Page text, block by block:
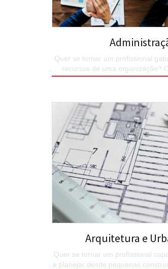
Quer se tornar um profissional
recursos de uma organização?
Administração do UNIESP
Arquitetura e
Quer se tornar um profissional
e planejar desde pequenas